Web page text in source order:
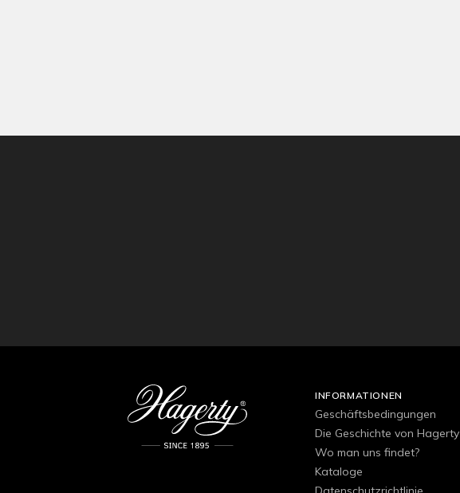
INFORMATIONEN
Geschäftsbedingungen
Die Geschichte von Hagerty
Wo man uns findet?
Kataloge